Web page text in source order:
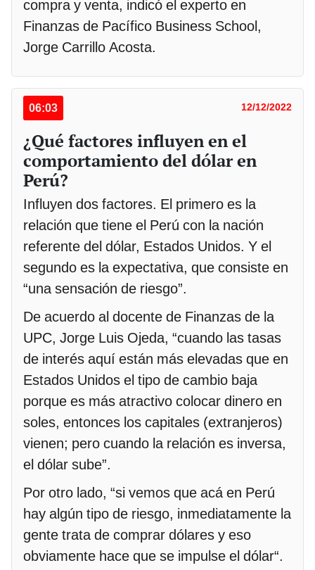
compra y venta, indicó el experto en
Finanzas de Pacífico Business School,
Jorge Carrillo Acosta.
06:03 12/12/2022
¿Qué factores influyen en el
comportamiento del dólar en
Perú?
Influyen dos factores. El primero es la
relación que tiene el Perú con la nación
referente del dólar, Estados Unidos. Y el
segundo es la expectativa, que consiste en
“una sensación de riesgo”.
De acuerdo al docente de Finanzas de la
UPC, Jorge Luis Ojeda, “cuando las tasas
de interés aquí están más elevadas que en
Estados Unidos el tipo de cambio baja
porque es más atractivo colocar dinero en
soles, entonces los capitales (extranjeros)
vienen; pero cuando la relación es inversa,
el dólar sube”.
Por otro lado, “si vemos que acá en Perú
hay algún tipo de riesgo, inmediatamente la
gente trata de comprar dólares y eso
obviamente hace que se impulse el dólar“.